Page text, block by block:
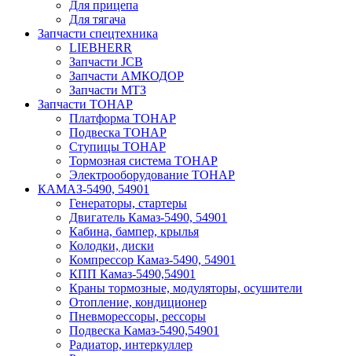
Для прицепа
Для тягача
Запчасти спецтехника
LIEBHERR
Запчасти JCB
Запчасти АМКОДОР
Запчасти МТЗ
Запчасти ТОНАР
Платформа ТОНАР
Подвеска ТОНАР
Ступицы ТОНАР
Тормозная система ТОНАР
Электрооборудование ТОНАР
КАМАЗ-5490, 54901
Генераторы, стартеры
Двигатель Камаз-5490, 54901
Кабина, бампер, крылья
Колодки, диски
Компрессор Камаз-5490, 54901
КПП Камаз-5490,54901
Краны тормозные, модуляторы, осушители
Отопление, кондиционер
Пневморессоры, рессоры
Подвеска Камаз-5490,54901
Радиатор, интеркуллер